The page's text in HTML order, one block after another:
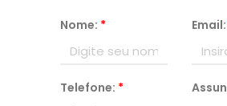
Nome: * Email:
Telefone: *